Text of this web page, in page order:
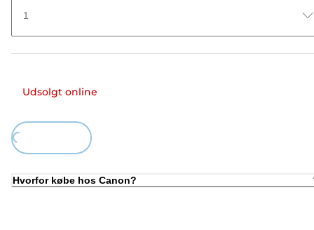
1
Udsolgt online
Hvorfor købe hos Canon?